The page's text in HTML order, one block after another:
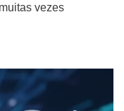
vezes